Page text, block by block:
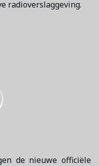
radioverslaggeving.
de nieuwe officiële